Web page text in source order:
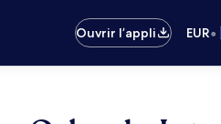
Ouvrir l’appli
EUR•